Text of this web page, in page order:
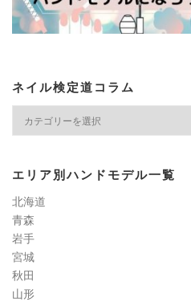
ネイル検定道コラム
定
コ
ラ
ム
エリア別ハンドモデル一覧
北海道
青森
岩手
宮城
秋田
山形